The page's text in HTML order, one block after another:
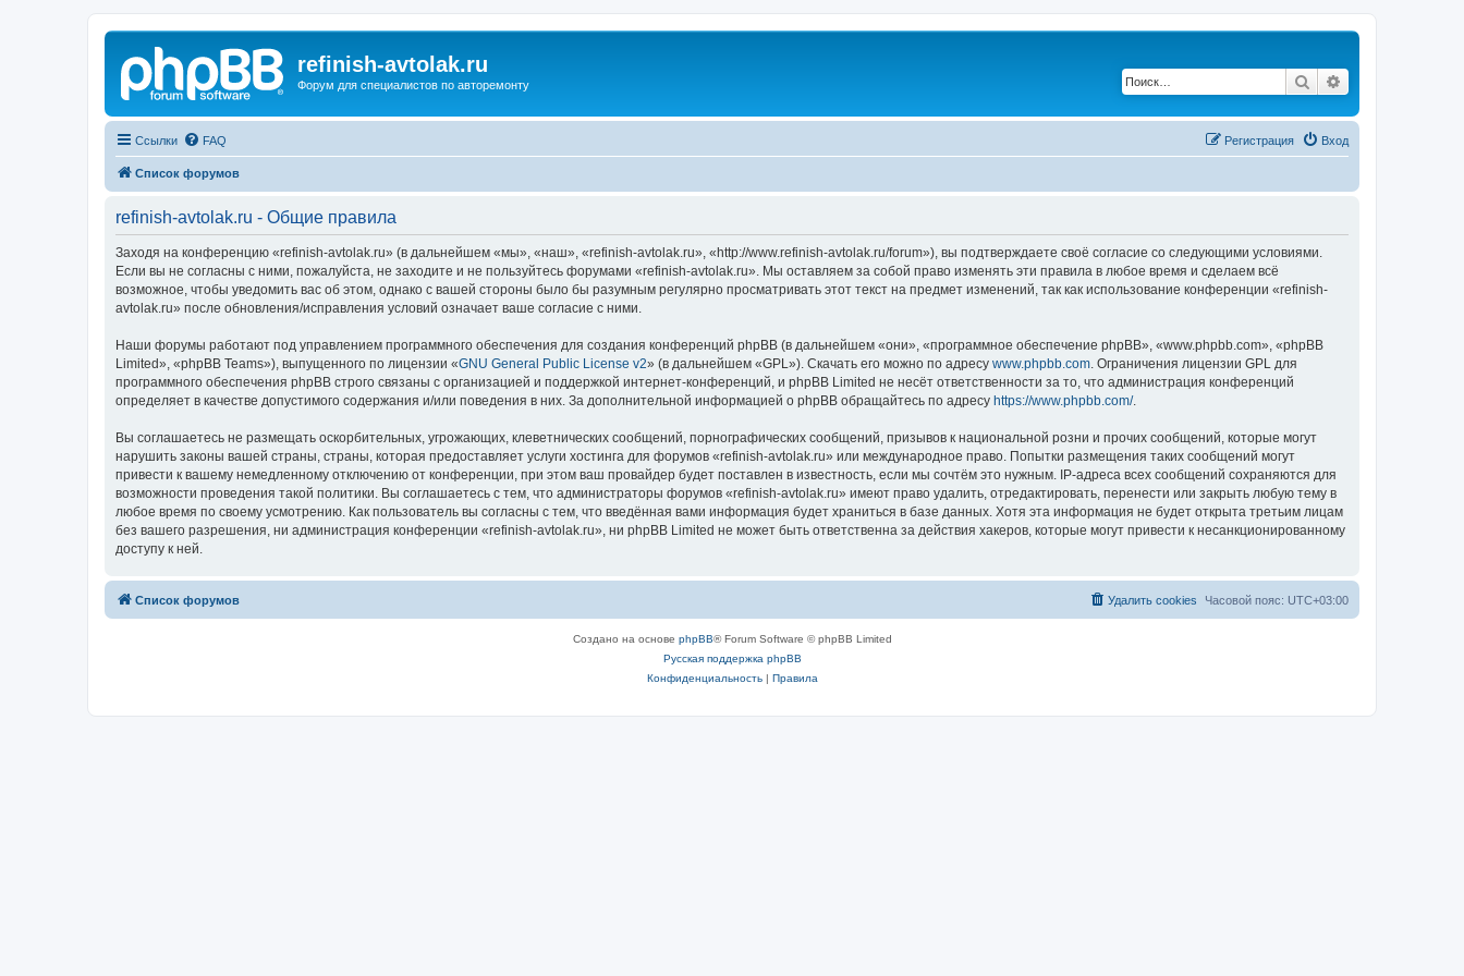
refinish-avtolak.ru
Форум для специалистов по авторемонту Поиск
Ссылки FAQ Вход
Регистрация
Список форумов
refinish-avtolak.ru - Общие правила
Заходя на конференцию «refinish-avtolak.ru» (в дальнейшем «мы», «наш», «refinish-avtolak.ru», «http://www.refinish-avtolak.ru/forum»), вы подтверждаете своё согласие со следующими условиями.
Если вы не согласны с ними, пожалуйста, не заходите и не пользуйтесь форумами «refinish-avtolak.ru». Мы оставляем за собой право изменять эти правила в любое время и сделаем всё
возможное, чтобы уведомить вас об этом, однако с вашей стороны было бы разумным регулярно просматривать этот текст на предмет изменений, так как использование конференции «refinish-
avtolak.ru» после обновления/исправления условий означает ваше согласие с ними.
Наши форумы работают под управлением программного обеспечения для создания конференций phpBB (в дальнейшем «они», «программное обеспечение phpBB», «www.phpbb.com», «phpBB
Limited», «phpBB Teams»), выпущенного по лицензии «GNU General Public License v2» (в дальнейшем «GPL»). Скачать его можно по адресу www.phpbb.com . Ограничения лицензии GPL для
программного обеспечения phpBB строго связаны с организацией и поддержкой интернет-конференций, и phpBB Limited не несёт ответственности за то, что администрация конференций
определяет в качестве допустимого содержания и/или поведения в них. За дополнительной информацией о phpBB обращайтесь по адресу https://www.phpbb.com/.
Вы соглашаетесь не размещать оскорбительных, угрожающих, клеветнических сообщений, порнографических сообщений, призывов к национальной розни и прочих сообщений, которые могут
нарушить законы вашей страны, страны, которая предоставляет услуги хостинга для форумов «refinish-avtolak.ru» или международное право. Попытки размещения таких сообщений могут
привести к вашему немедленному отключению от конференции, при этом ваш провайдер будет поставлен в известность, если мы сочтём это нужным. IP-адреса всех сообщений сохраняются для
возможности проведения такой политики. Вы соглашаетесь с тем, что администраторы форумов «refinish-avtolak.ru» имеют право удалить, отредактировать, перенести или закрыть любую тему в
любое время по своему усмотрению. Как пользователь вы согласны с тем, что введённая вами информация будет храниться в базе данных. Хотя эта информация не будет открыта третьим лицам
без вашего разрешения, ни администрация конференции «refinish-avtolak.ru», ни phpBB Limited не может быть ответственна за действия хакеров, которые могут привести к несанкционированному
доступу к ней.
Список форумов Часовой пояс: UTC+03:00
Удалить cookies
Создано на основе phpBB® Forum Software © phpBB Limited
Русская поддержка phpBB
Конфиденциальность| Правила